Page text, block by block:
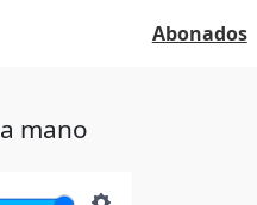
Abonados
mano